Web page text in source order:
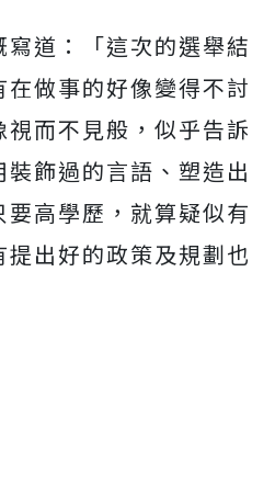
道：「這次的選舉結
做事的好像變得不討
而不見般，似乎告訴
飾過的言語、塑造出
高學歷，就算疑似有
出好的政策及規劃也